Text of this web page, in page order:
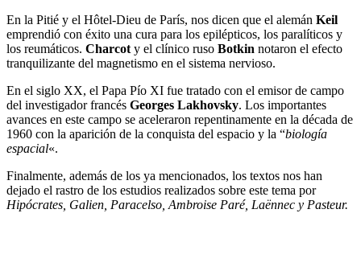
En la Pitié y el Hôtel-Dieu de París, nos dicen que el alemán Keil
emprendió con éxito una cura para los epilépticos, los paralíticos y
los reumáticos. Charcot y el clínico ruso Botkin notaron el efecto
tranquilizante del magnetismo en el sistema nervioso.
En el siglo XX, el Papa Pío XI fue tratado con el emisor de campo
del investigador francés Georges Lakhovsky. Los importantes
avances en este campo se aceleraron repentinamente en la década de
1960 con la aparición de la conquista del espacio y la “biología
espacial«.
Finalmente, además de los ya mencionados, los textos nos han
dejado el rastro de los estudios realizados sobre este tema por
Hipócrates, Galien, Paracelso, Ambroise Paré, Laënnec y Pasteur.